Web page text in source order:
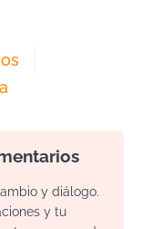
y diálogo.
y tu